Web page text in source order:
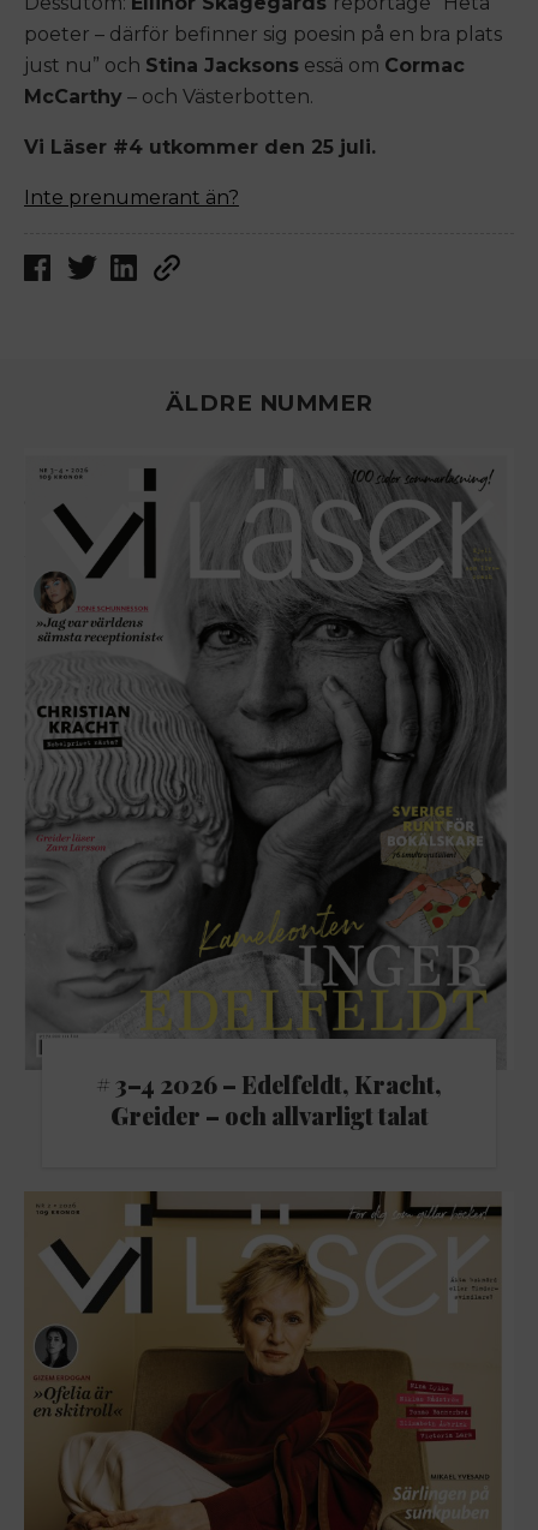
poeter – därför befinner sig poesin på en bra plats
just nu” och Stina Jacksons essä om Cormac
McCarthy – och Västerbotten.
Vi Läser #4 utkommer den 25 juli.
Inte prenumerant än?
ÄLDRE NUMMER
# 3–4 2026 – Edelfeldt, Kracht,
Greider – och allvarligt talat